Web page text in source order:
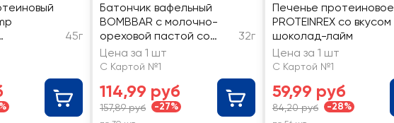
45г
Батончик вафельный
BOMBBAR с молочно-
ореховой пастой со
вкусом капучино
32г
Цена за 1 шт
С Картой №1
114,99 руб
157,89 руб -27%
Печенье протеиновое
PROTEINREX со вкусом
шоколад-лайм
Цена за 1 шт
С Картой №1
59,99 руб
84,20 руб -28%